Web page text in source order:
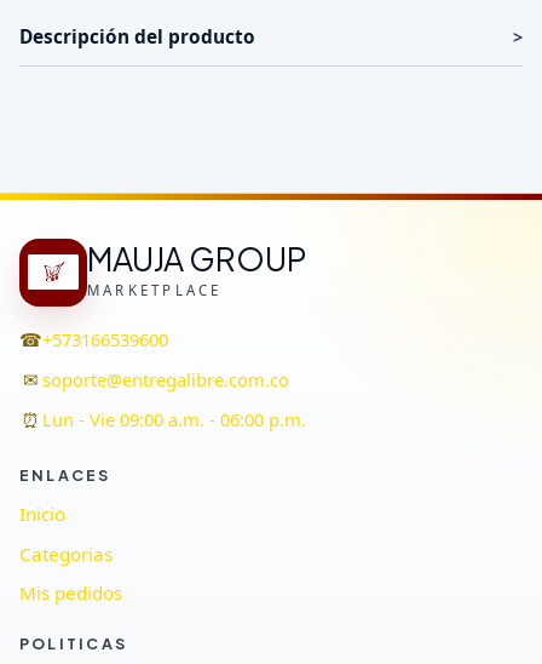
Descripción del producto
MAUJA GROUP
MARKETPLACE
☎+573166539600
✉ soporte@entregalibre.com.co
⏰ Lun - Vie 09:00 a.m. - 06:00 p.m.
ENLACES
Inicio
Categorias
Mis pedidos
POLITICAS